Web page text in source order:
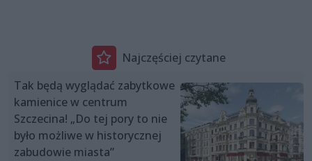
Najczęściej czytane
Tak będą wyglądać zabytkowe
kamienice w centrum
Szczecina! „Do tej pory to nie
było możliwe w historycznej
zabudowie miasta”